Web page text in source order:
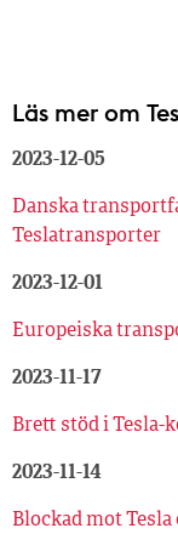
Läs mer om
2023-12-05
Danska
Teslatransporter
2023-12-01
Europeiska
2023-11-17
Brett stöd i Tesla-
2023-11-14
Blockad mot